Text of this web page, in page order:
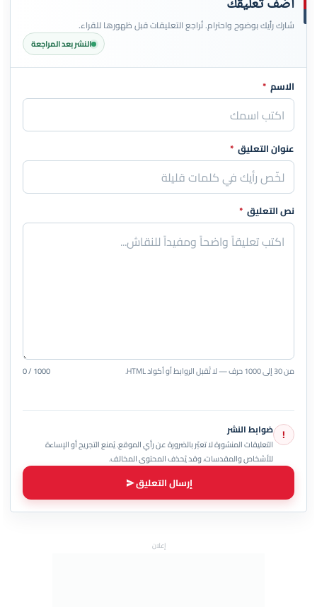
شارك رأيك بوضوح واحترام. تُراجع التعليقات قبل ظهورها للقراء.
النشر بعد المراجعة
اترك هذا الحقل فارغاً
الاسم *
عنوان التعليق *
نص التعليق *
من 30 إلى 1000 حرف — لا تُقبل الروابط أو أكواد HTML. 0 / 1000
! ضوابط النشر
التعليقات المنشورة لا تعبّر بالضرورة عن رأي الموقع. يُمنع التجريح أو الإساءة
للأشخاص والمقدسات، وقد يُحذف المحتوى المخالف.
إرسال التعليق
إعلان